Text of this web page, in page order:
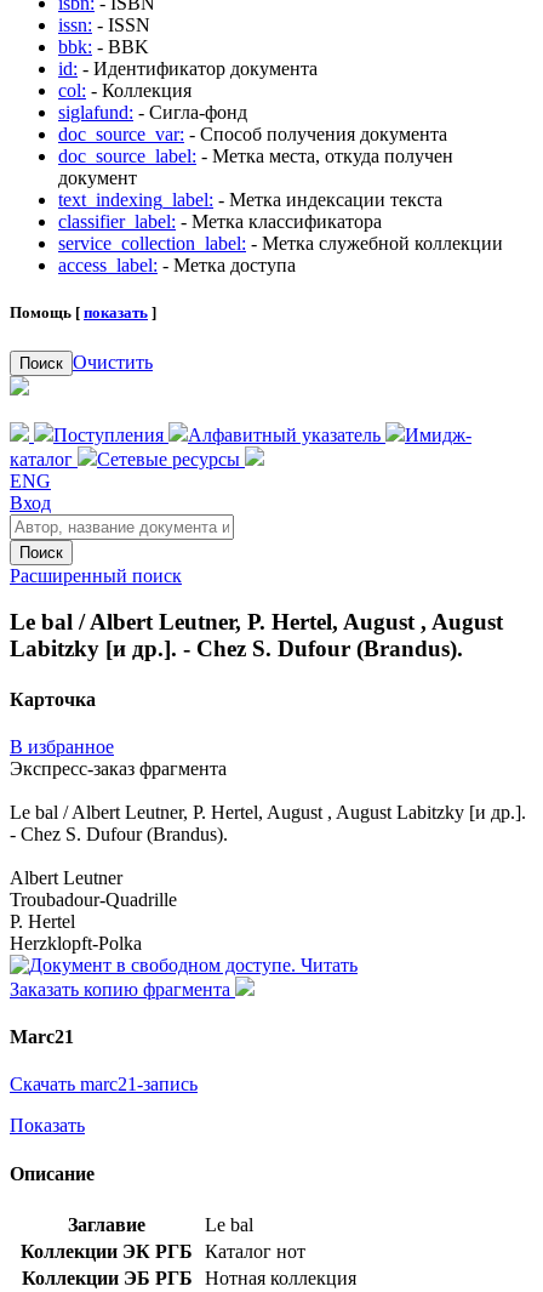
issn: - ISSN
bbk: - BBK
id: - Идентификатор документа
col: - Коллекция
siglafund: - Сигла-фонд
doc_source_var: - Способ получения документа
doc_source_label: - Метка места, откуда получен
документ
text_indexing_label: - Метка индексации текста
classifier_label: - Метка классификатора
service_collection_label: - Метка служебной коллекции
access_label: - Метка доступа
Помощь [ показать ]
Поиск Очистить
Поступления Алфавитный указатель
Имидж-
каталог
Сетевые ресурсы
ENG
Вход
Поиск
Расширенный поиск
Le bal / Albert Leutner, P. Hertel, August , August
Labitzky [и др.]. - Chez S. Dufour (Brandus).
Карточка
В избранное
Экспресс-заказ фрагмента
Le bal / Albert Leutner, P. Hertel, August , August Labitzky [и др.].
- Chez S. Dufour (Brandus).
Albert Leutner
Troubadour-Quadrille
P. Hertel
Herzklopft-Polka
Читать
Заказать копию фрагмента
Marc21
Скачать marc21-запись
Показать
Описание
Заглавие
Le bal
Коллекции ЭК РГБ
Каталог нот
Коллекции ЭБ РГБ
Нотная коллекция